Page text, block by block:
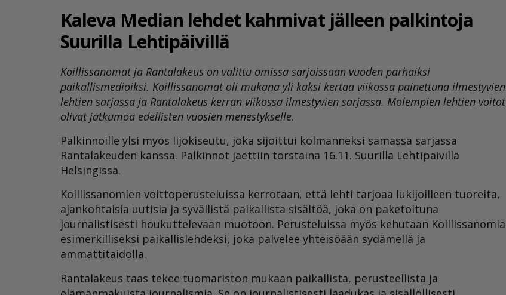
Kaleva Median lehdet kahmivat jälleen palkintoja
Suurilla Lehtipäivillä
Koillissanomat ja Rantalakeus on valittu omissa sarjoissaan vuoden parhaiksi
paikallismedioiksi. Koillissanomat oli mukana yli kaksi kertaa viikossa painettuna ilmestyvien
lehtien sarjassa ja Rantalakeus kerran viikossa ilmestyvien sarjassa. Molempien lehtien voitot
olivat jatkumoa edellisten vuosien menestykselle.
Palkinnoille ylsi myös Iijokiseutu, joka sijoittui kolmanneksi samassa sarjassa
Rantalakeuden kanssa. Palkinnot jaettiin torstaina 16.11. Suurilla Lehtipäivillä
Helsingissä.
Koillissanomien voittoperusteluissa kerrotaan, että lehti tarjoaa lukijoilleen tuoreita,
ajankohtaisia uutisia ja syvällistä paikallista sisältöä, joka on paketoituna
journalistisesti houkuttelevaan muotoon. Perusteluissa myös kehutaan Koillissanomia
esimerkilliseksi paikallislehdeksi, joka palvelee yhteisöään sydämellä ja
ammattitaidolla.
Rantalakeus taas tekee tuomariston mukaan paikallista, perusteellista ja